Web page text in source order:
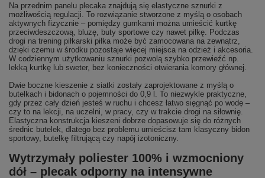
Na przednim panelu plecaka znajdują się elastyczne sznurki z
możliwością regulacji. To rozwiązanie stworzone z myślą o osobach
aktywnych fizycznie – pomiędzy gumkami można umieścić kurtkę
przeciwdeszczową, bluzę, buty sportowe czy nawet piłkę. Podczas
drogi na trening piłkarski piłka może być zamocowana na zewnątrz,
dzięki czemu w środku pozostaje więcej miejsca na odzież i akcesoria.
W codziennym użytkowaniu sznurki pozwolą szybko przewieźć np.
lekką kurtkę lub sweter, bez konieczności otwierania komory głównej.
Dwie boczne kieszenie z siatki zostały zaprojektowane z myślą o
butelkach i bidonach o pojemności do 0,9 l. To niezwykle praktyczne,
gdy przez cały dzień jesteś w ruchu i chcesz łatwo sięgnąć po wodę –
czy to na lekcji, na uczelni, w pracy, czy w trakcie drogi na siłownię.
Elastyczna konstrukcja kieszeni dobrze dopasowuje się do różnych
średnic butelek, dlatego bez problemu umieścisz tam klasyczny bidon
sportowy, butelkę filtrującą czy napój izotoniczny.
Wytrzymały poliester 100% i wzmocniony
dół – plecak odporny na intensywne